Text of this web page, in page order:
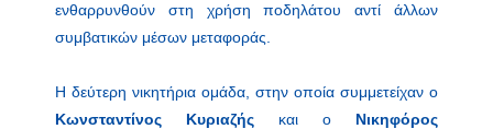
ενθαρρυνθούν στη χρήση ποδηλάτου αντί άλλων
συμβατικών μέσων μεταφοράς.
Η δεύτερη νικητήρια ομάδα, στην οποία συμμετείχαν ο
Κωνσταντίνος Κυριαζής και ο Νικηφόρος